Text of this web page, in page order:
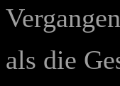
als die